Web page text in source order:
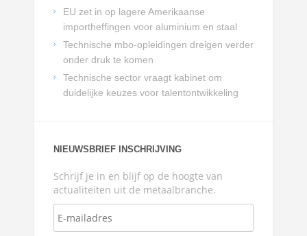
EU zet in op lagere Amerikaanse
importheffingen voor aluminium en staal
Technische mbo-opleidingen dreigen verder
onder druk te komen
Technische sector vraagt kabinet om
duidelijke keuzes voor talentontwikkeling
NIEUWSBRIEF INSCHRIJVING
Schrijf je in en blijf op de hoogte van
actualiteiten uit de metaalbranche.